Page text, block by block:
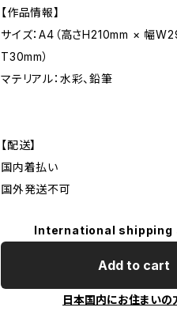
【作品情報】
サイズ：A4（高さH210mm × 幅
T30mm）
マテリアル：水彩、鉛筆
【配送】
国内着払い
国外発送不可
International shipping
Add to cart
日本国内にお住まいの